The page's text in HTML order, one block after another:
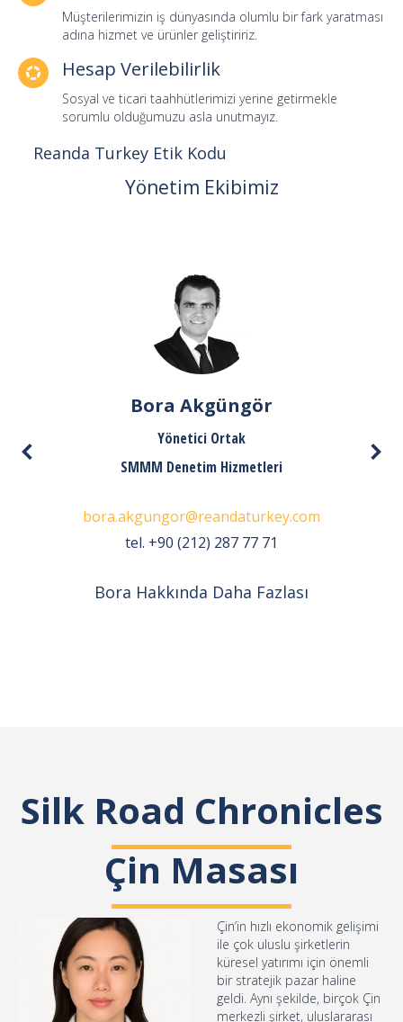
Müşterilerimizin iş dünyasında olumlu bir fark yaratması
adına hizmet ve ürünler geliştiririz.
Hesap Verilebilirlik
Sosyal ve ticari taahhütlerimizi yerine getirmekle
sorumlu olduğumuzu asla unutmayız.
Reanda Turkey Etik Kodu
Yönetim Ekibimiz
Bora Akgüngör
Yönetici Ortak
SMMM Denetim Hizmetleri
bora.akgungor@reandaturkey.com
tel. +90 (212) 287 77 71
Bora Hakkında Daha Fazlası
Silk Road Chronicles
Çin Masası
Çin’in hızlı ekonomik gelişimi
ile çok uluslu şirketlerin
küresel yatırımı için önemli
bir stratejik pazar haline
geldi. Aynı şekilde, birçok Çin
merkezli şirket, uluslararası